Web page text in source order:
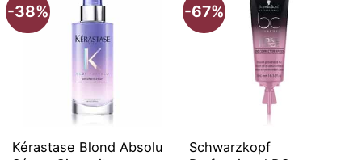
-38%
Kérastase Blond Absolu
-67%
Schwarzkopf